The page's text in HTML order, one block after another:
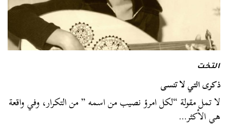
التخت
ذكرى التي لا تنسى
لا تمل مقولة “لكل امرؤ نصيب من اسمه ” من التكرار، وفي واقعة
هي الأكثر…